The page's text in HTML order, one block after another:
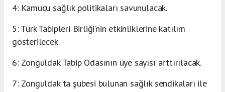
4: Kamucu sağlık politikaları savunulacak.
5: Türk Tabipleri Birliği’nin etkinliklerine katılım
gösterilecek.
6: Zonguldak Tabip Odasının üye sayısı arttırılacak.
7: Zonguldak'ta şubesi bulunan sağlık sendikaları ile